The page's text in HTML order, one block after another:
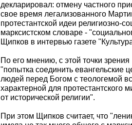
декларировал: отмену частного
свое время легализованного
протестантской идеи религиозно-
марксистском словаре -
Щипков в интервью газете
По его мнению, с этой точки
"попытка соединить евангельские
людей перед Богом с теологемой
характерной для протестантского
от исторической религии".
При этом Щипков считает, что